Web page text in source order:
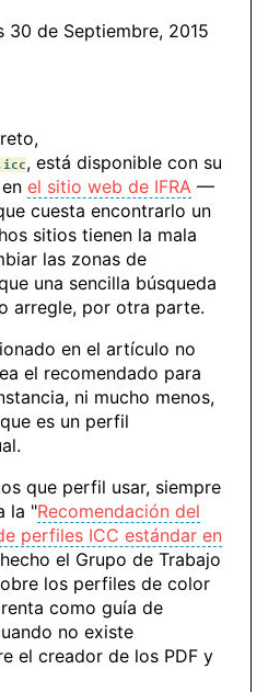
30 de Septiembre, 2015
, está disponible con su
el sitio web de IFRA —
cuesta encontrarlo un
sitios tienen la mala
las zonas de
una sencilla búsqueda
arregle, por otra parte.
en el artículo no
el recomendado para
ni mucho menos,
es un perfil
que perfil usar, siempre
la "Recomendación del
perfiles ICC estándar en
el Grupo de Trabajo
los perfiles de color
como guía de
no existe
el creador de los PDF y